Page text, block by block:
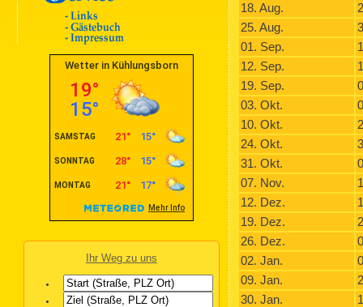
Ihr Weg zu uns
18. Aug.
25. Aug.
01. Sep.
12. Sep.
19. Sep.
03. Okt.
10. Okt.
24. Okt.
31. Okt.
07. Nov.
12. Dez.
19. Dez.
26. Dez.
02. Jan.
09. Jan.
30. Jan.